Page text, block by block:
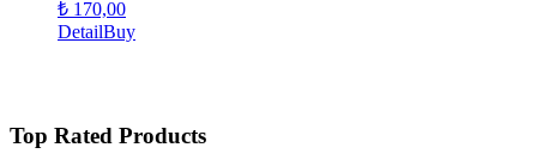
₺ 170,00
DetailBuy
Top Rated Products